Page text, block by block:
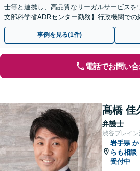
士等と連携し、高品質なリーガルサービスを
文部科学省ADRセンター勤務】行政機関で
知識を活かし、事業者さまの抱える問題を解
事例を見る(1件)
電話でお問い
髙橋 佳
弁護士
渋谷ブレイ
岩手県 か
らも相談
受付中